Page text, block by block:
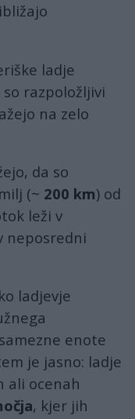
ladje
razpoložljivi
na zelo
da so
(~ 200 km) od
leži v
neposredni
ladjevje
enote
je jasno: ladje
ali ocenah
, kjer jih